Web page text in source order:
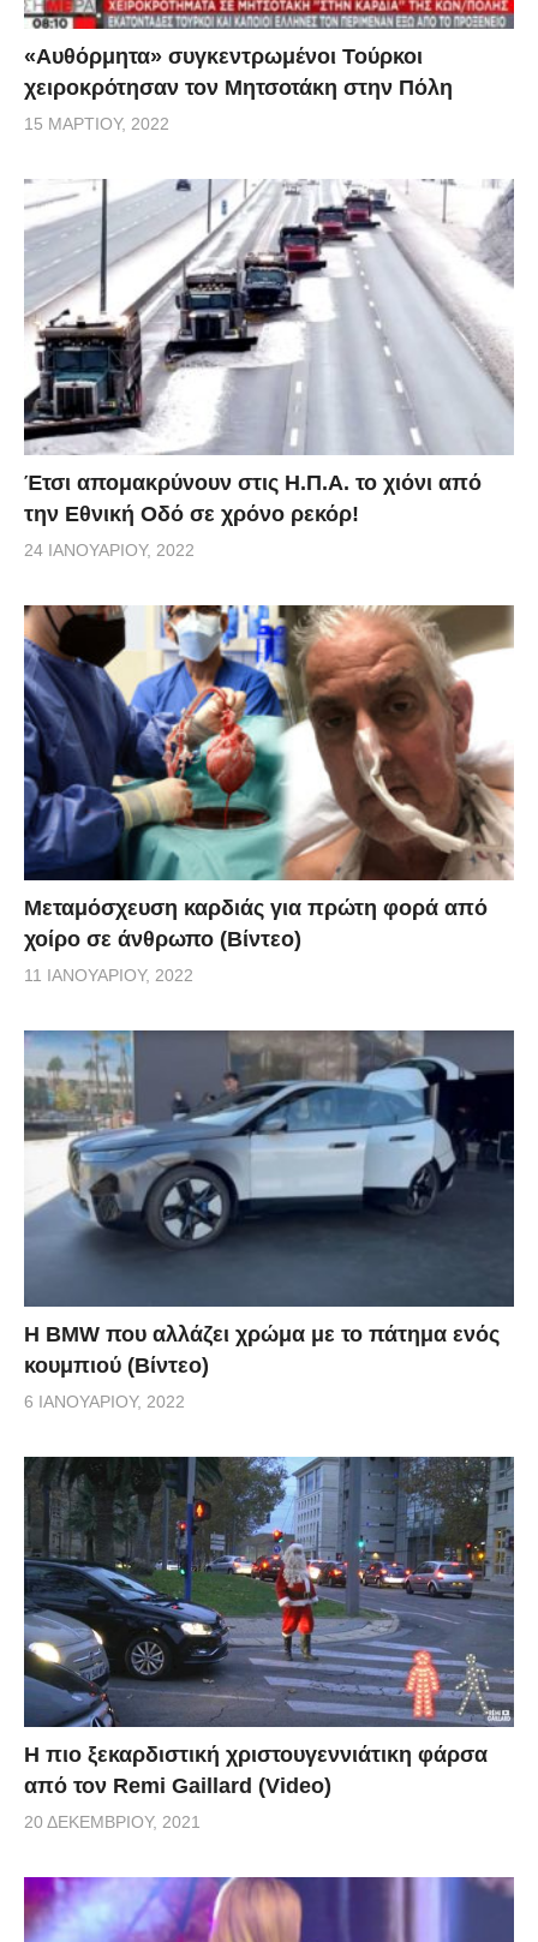
«Αυθόρμητα» συγκεντρωμένοι Τούρκοι
χειροκρότησαν τον Μητσοτάκη στην Πόλη
15 ΜΑΡΤΊΟΥ, 2022
Έτσι απομακρύνουν στις Η.Π.Α. το χιόνι από
την Εθνική Οδό σε χρόνο ρεκόρ!
24 ΙΑΝΟΥΑΡΊΟΥ, 2022
Μεταμόσχευση καρδιάς για πρώτη φορά από
χοίρο σε άνθρωπο (Βίντεο)
11 ΙΑΝΟΥΑΡΊΟΥ, 2022
Η BMW που αλλάζει χρώμα με το πάτημα ενός
κουμπιού (Βίντεο)
6 ΙΑΝΟΥΑΡΊΟΥ, 2022
Η πιο ξεκαρδιστική χριστουγεννιάτικη φάρσα
από τον Remi Gaillard (Video)
20 ΔΕΚΕΜΒΡΊΟΥ, 2021